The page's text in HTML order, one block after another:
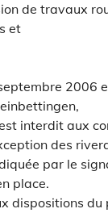
de travaux
et
2006
interdit aux
des
par le
place.
dispositions